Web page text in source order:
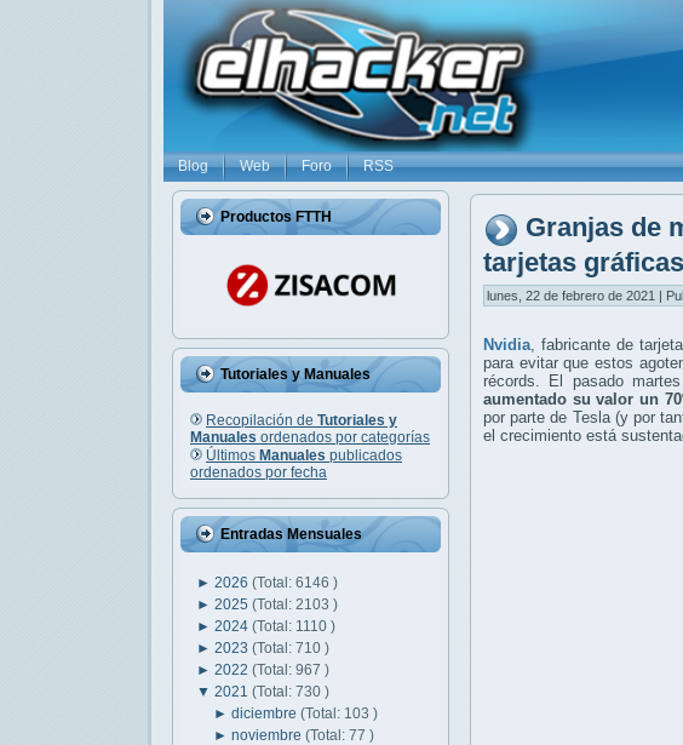
Blog Web Foro RSS
Productos FTTH
Tutoriales y Manuales
Recopilación de Tutoriales y
Manuales ordenados por categorías
Últimos Manuales publicados
ordenados por fecha
Entradas Mensuales
► 2026 (Total: 6146 )
► 2025 (Total: 2103 )
► 2024 (Total: 1110 )
► 2023 (Total: 710 )
► 2022 (Total: 967 )
▼ 2021 (Total: 730 )
►diciembre(Total: 103 )
►noviembre(Total: 77 )
Granjas de
tarjetas
lunes, 22 de febrero de 2021 |
Nvidia , fabricante de
para evitar que estos
récords. El pasado
aumentado su valor un
por parte de Tesla (y por
el crecimiento está